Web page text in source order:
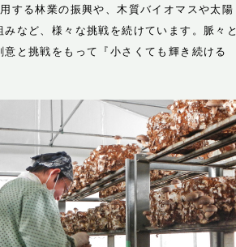
する林業の振興や、木質バイオマスや太陽
など、様々な挑戦を続けています。脈々と
と挑戦をもって『小さくても輝き続ける